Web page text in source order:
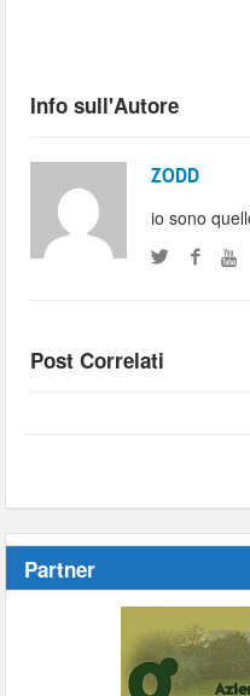
Info sull'Autore
ZODD
io sono
Post Correlati
Partner